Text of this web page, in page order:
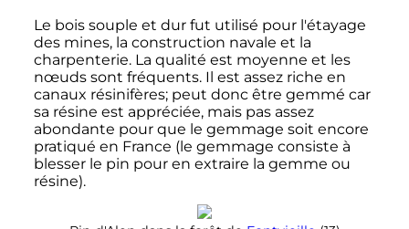
Le bois souple et dur fut utilisé pour l'étayage
des mines, la construction navale et la
charpenterie. La qualité est moyenne et les
nœuds sont fréquents. Il est assez riche en
canaux résinifères; peut donc être gemmé car
sa résine est appréciée, mais pas assez
abondante pour que le gemmage soit encore
pratiqué en France (le gemmage consiste à
blesser le pin pour en extraire la gemme ou
résine).